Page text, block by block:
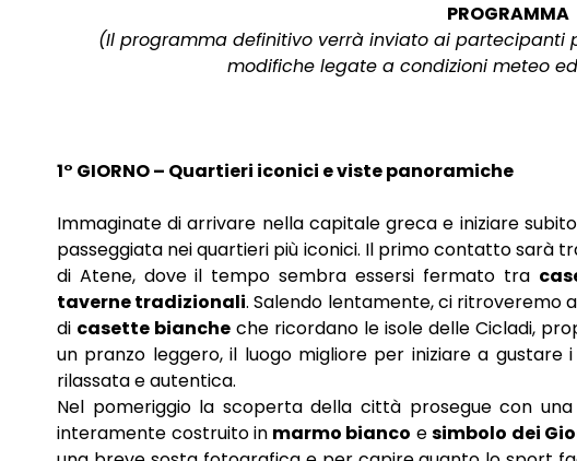
PROGRAMMA
(Il programma definitivo verrà inviato ai partecipanti
modifiche legate a condizioni meteo
1° GIORNO – Quartieri iconici e viste panoramiche
Immaginate di arrivare nella capitale greca e iniziare
passeggiata nei quartieri più iconici. Il primo contatto sarà
di Atene, dove il tempo sembra essersi fermato tra
taverne tradizionali. Salendo lentamente, ci ritroveremo
di casette biancheche ricordano le isole delle Cicladi,
un pranzo leggero, il luogo migliore per iniziare a gustare
rilassata e autentica.
Nel pomeriggio la scoperta della città prosegue con
interamente costruito in marmo bianco esimbolo dei